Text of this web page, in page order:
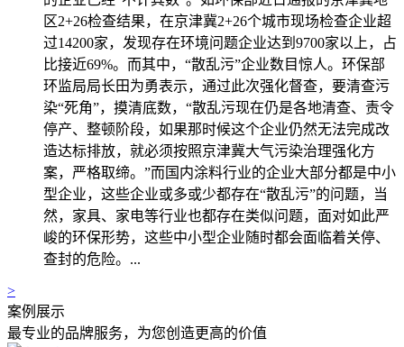
区2+26检查结果，在京津冀2+26个城市现场检查企业超
过14200家，发现存在环境问题企业达到9700家以上，占
比接近69%。而其中，“散乱污”企业数目惊人。环保部
环监局局长田为勇表示，通过此次强化督查，要清查污
染“死角”，摸清底数，“散乱污现在仍是各地清查、责令
停产、整顿阶段，如果那时候这个企业仍然无法完成改
造达标排放，就必须按照京津冀大气污染治理强化方
案，严格取缔。”而国内涂料行业的企业大部分都是中小
型企业，这些企业或多或少都存在“散乱污”的问题，当
然，家具、家电等行业也都存在类似问题，面对如此严
峻的环保形势，这些中小型企业随时都会面临着关停、
查封的危险。...
>
案例展示
最专业的品牌服务，为您创造更高的价值